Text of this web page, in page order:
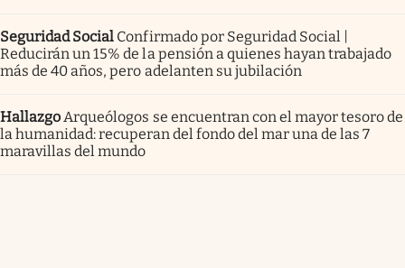
Seguridad Social Confirmado por Seguridad Social |
Reducirán un 15% de la pensión a quienes hayan trabajado
más de 40 años, pero adelanten su jubilación
Hallazgo Arqueólogos se encuentran con el mayor tesoro de
la humanidad: recuperan del fondo del mar una de las 7
maravillas del mundo